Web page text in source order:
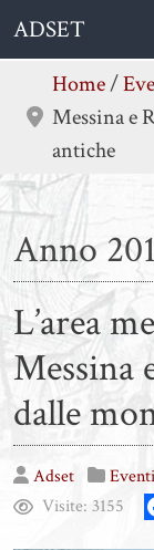
Skip
content
ADSET
Home/
Messina e
antiche
Anno
L’area
Messina
dalle
Adset Eventi
Visite: 3155